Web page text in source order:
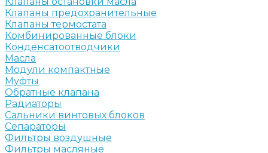
Клапаны предохранительные
Клапаны термостата
Комбинированные блоки
Конденсатоотводчики
Масла
Модули компактные
Муфты
Обратные клапана
Радиаторы
Сальники винтовых блоков
Сепараторы
Фильтры воздушные
Фильтры масляные